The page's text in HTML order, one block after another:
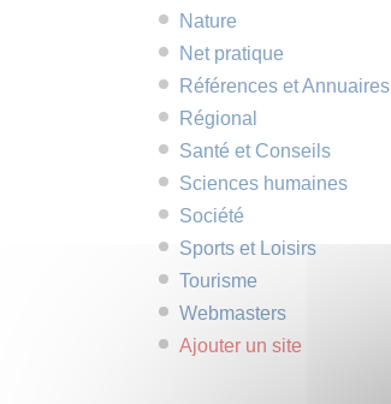
Nature
Net pratique
Références et Annuaires
Régional
Santé et Conseils
Sciences humaines
Société
Sports et Loisirs
Tourisme
Webmasters
Ajouter un site